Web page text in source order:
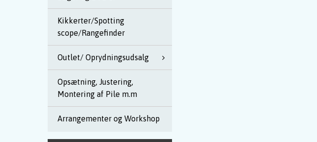
Kikkerter/Spotting
scope/Rangefinder
Outlet/ Oprydningsudsalg
Opsætning, Justering,
Montering af Pile m.m
Arrangementer og Workshop